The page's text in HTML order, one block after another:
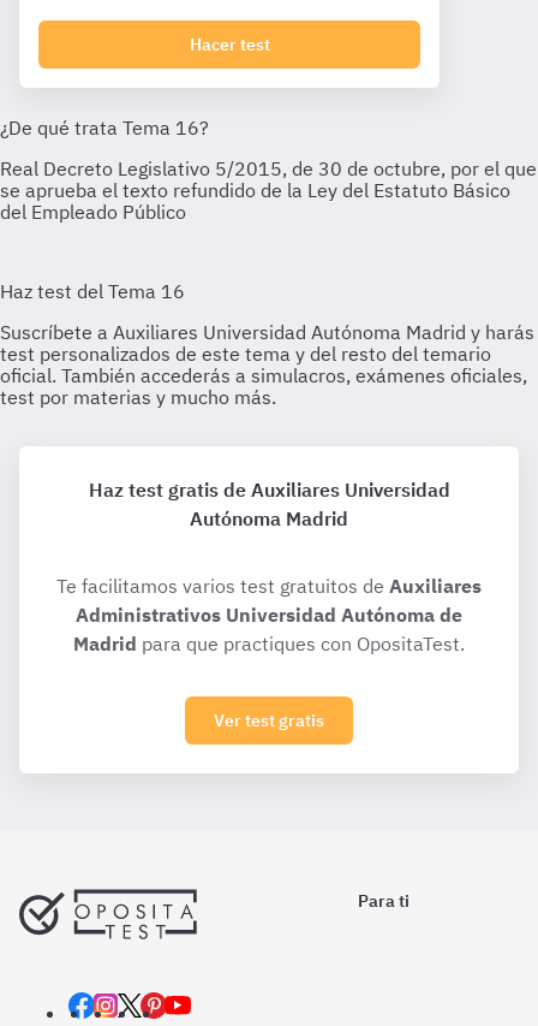
Hacer test
Haz test gratis de Auxiliares Universidad
Autónoma Madrid
Te facilitamos varios test gratuitos de Auxiliares
Administrativos Universidad Autónoma de
Madrid para que practiques con OpositaTest.
Ver test gratis
Para ti